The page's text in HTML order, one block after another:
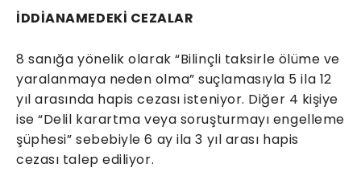
İDDİANAMEDEKİ CEZALAR
8 sanığa yönelik olarak “Bilinçli taksirle ölüme ve
yaralanmaya neden olma” suçlamasıyla 5 ila 12
yıl arasında hapis cezası isteniyor. Diğer 4 kişiye
ise “Delil karartma veya soruşturmayı engelleme
şüphesi” sebebiyle 6 ay ila 3 yıl arası hapis
cezası talep ediliyor.